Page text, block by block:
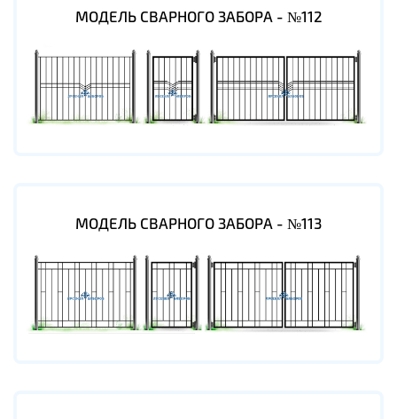
МОДЕЛЬ СВАРНОГО ЗАБОРА - №112
МОДЕЛЬ СВАРНОГО ЗАБОРА - №113